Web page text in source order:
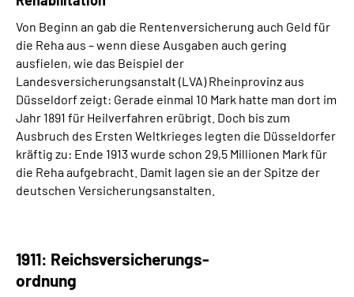
Von Beginn an gab die Rentenversicherung auch Geld für
die Reha aus – wenn diese Ausgaben auch gering
ausfielen, wie das Beispiel der
Landesversicherungsanstalt (LVA) Rheinprovinz aus
Düsseldorf zeigt: Gerade einmal 10 Mark hatte man dort im
Jahr 1891 für Heilverfahren erübrigt. Doch bis zum
Ausbruch des Ersten Weltkrieges legten die Düsseldorfer
kräftig zu: Ende 1913 wurde schon 29,5 Millionen Mark für
die Reha aufgebracht. Damit lagen sie an der Spitze der
deutschen Versicherungsanstalten.
1911: Reichsversicherungs-
ordnung